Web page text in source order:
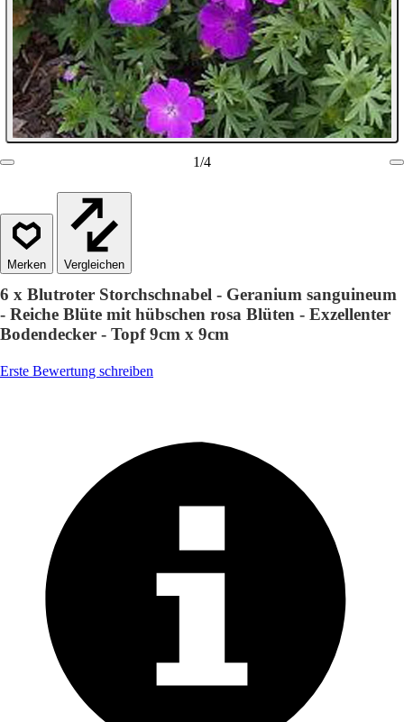
1/4
Vergleichen
6 x Blutroter Storchschnabel - Geranium sanguineum
- Reiche Blüte mit hübschen rosa Blüten - Exzellenter
Bodendecker - Topf 9cm x 9cm
Erste Bewertung schreiben